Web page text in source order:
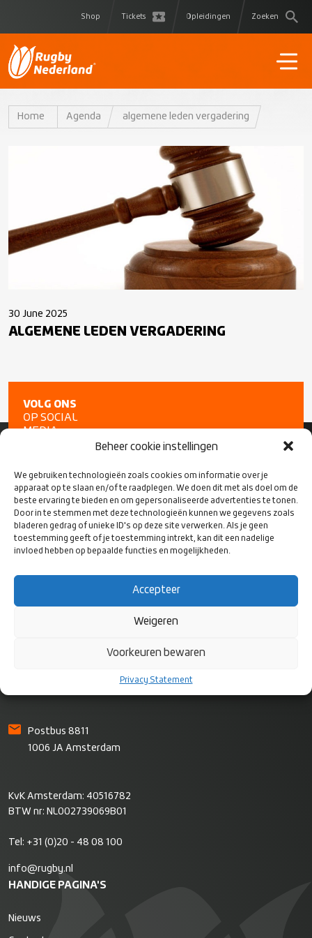
Beheer cookie instellingen
We gebruiken technologieën zoals cookies om informatie over je
apparaat op te slaan en/of te raadplegen. We doen dit met als doel om de
beste ervaring te bieden en om gepersonaliseerde advertenties te tonen.
Door in te stemmen met deze technologieën kunnen we gegevens zoals
bladeren gedrag of unieke ID's op deze site verwerken. Als je geen
toestemming geeft of je toestemming intrekt, kan dit een nadelige
invloed hebben op bepaalde functies en mogelijkheden.
Accepteer
Weigeren
Voorkeuren bewaren
Privacy Statement
Shop Tickets Opleidingen Zoeken
Home Agenda algemene leden vergadering
30 June 2025
ALGEMENE LEDEN VERGADERING
VOLG ONS
OP SOCIAL
MEDIA
1067 HR Amsterdam
Postbus 8811
1006 JA Amsterdam
KvK Amsterdam: 40516782
BTW nr: NL002739069B01
Tel: +31 (0)20 - 48 08 100
info@rugby.nl
HANDIGE PAGINA'S
Nieuws